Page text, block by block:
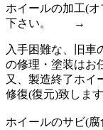
ホイールの加工(
下さい。 →
入手困難な、旧車
の修理・塗装はお
又、製造終了ホイ
修復(復元)致し
ホイールのサビ(